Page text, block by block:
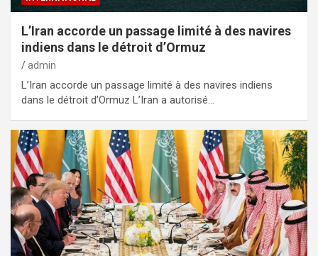
L’Iran accorde un passage limité à des navires
indiens dans le détroit d’Ormuz
admin
L’Iran accorde un passage limité à des navires indiens
dans le détroit d’Ormuz L’Iran a autorisé…